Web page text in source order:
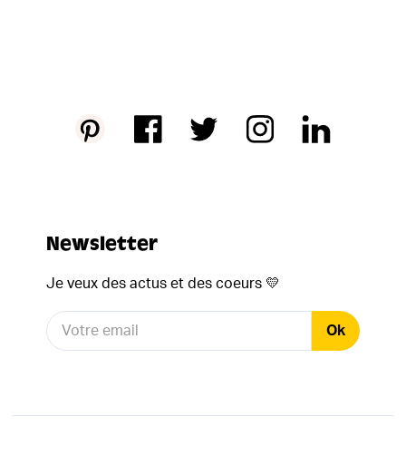
Newsletter
Je veux des actus et des coeurs 💛
Ok